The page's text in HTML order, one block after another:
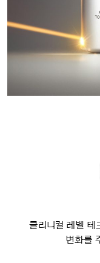
클리니컬 레벨 테
변화를